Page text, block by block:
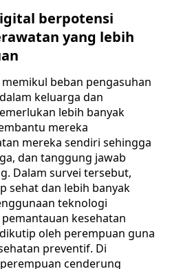
berpotensi
yang lebih
beban pengasuhan
keluarga dan
lebih banyak
mereka
mereka sendiri sehingga
dan tanggung jawab
Dalam survei tersebut,
sehat dan lebih banyak
teknologi
kesehatan
oleh perempuan guna
preventif. Di
cenderung